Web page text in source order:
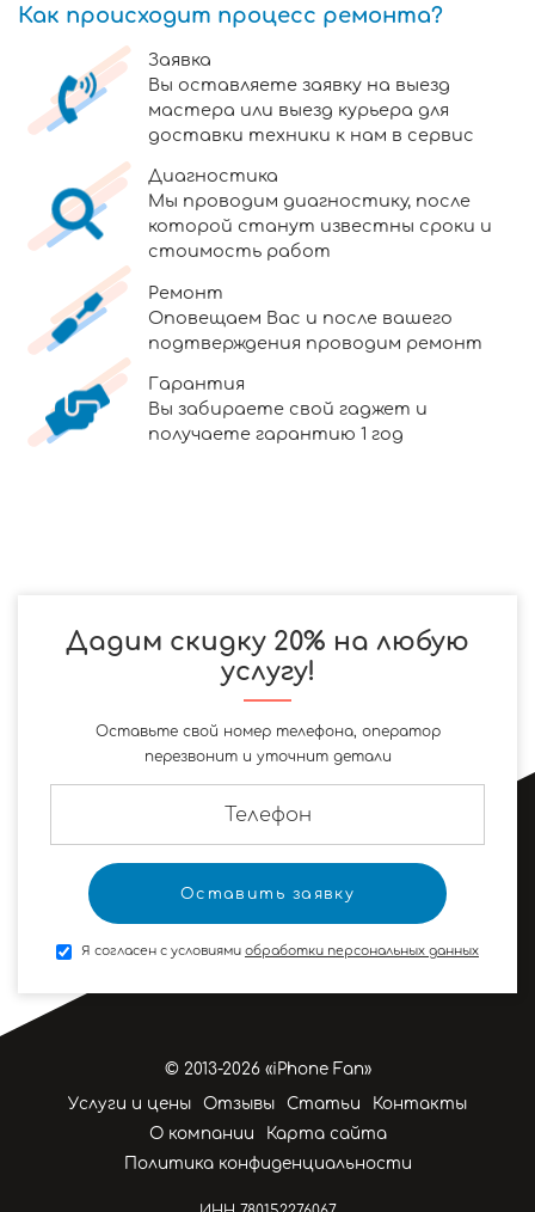
Как происходит процесс ремонта?
Заявка
Вы оставляете заявку на выезд
мастера или выезд курьера для
доставки техники к нам в сервис
Диагностика
Мы проводим диагностику, после
которой станут известны сроки и
стоимость работ
Ремонт
Оповещаем Вас и после вашего
подтверждения проводим ремонт
Гарантия
Вы забираете свой гаджет и
получаете гарантию 1 год
Дадим скидку 20% на любую
услугу!
Оставьте свой номер телефона, оператор
перезвонит и уточнит детали
Я согласен с условиями обработки персональных данных
© 2013-2026 «iPhone Fan»
Услуги и цены
Отзывы Статьи
Контакты
О компании
Карта сайта
Политика конфиденциальности